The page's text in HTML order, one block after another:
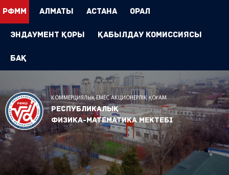
РФММ Алматы Астана Орал
Эндаумент Қоры Қабылдау комиссиясы
БАҚ
КОММЕРЦИЯЛЫҚ ЕМЕС АКЦИОНЕРЛІК ҚОҒАМ
Республикалық
физика-математика мектебі